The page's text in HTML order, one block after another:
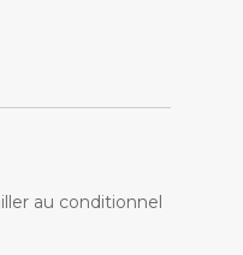
au conditionnel